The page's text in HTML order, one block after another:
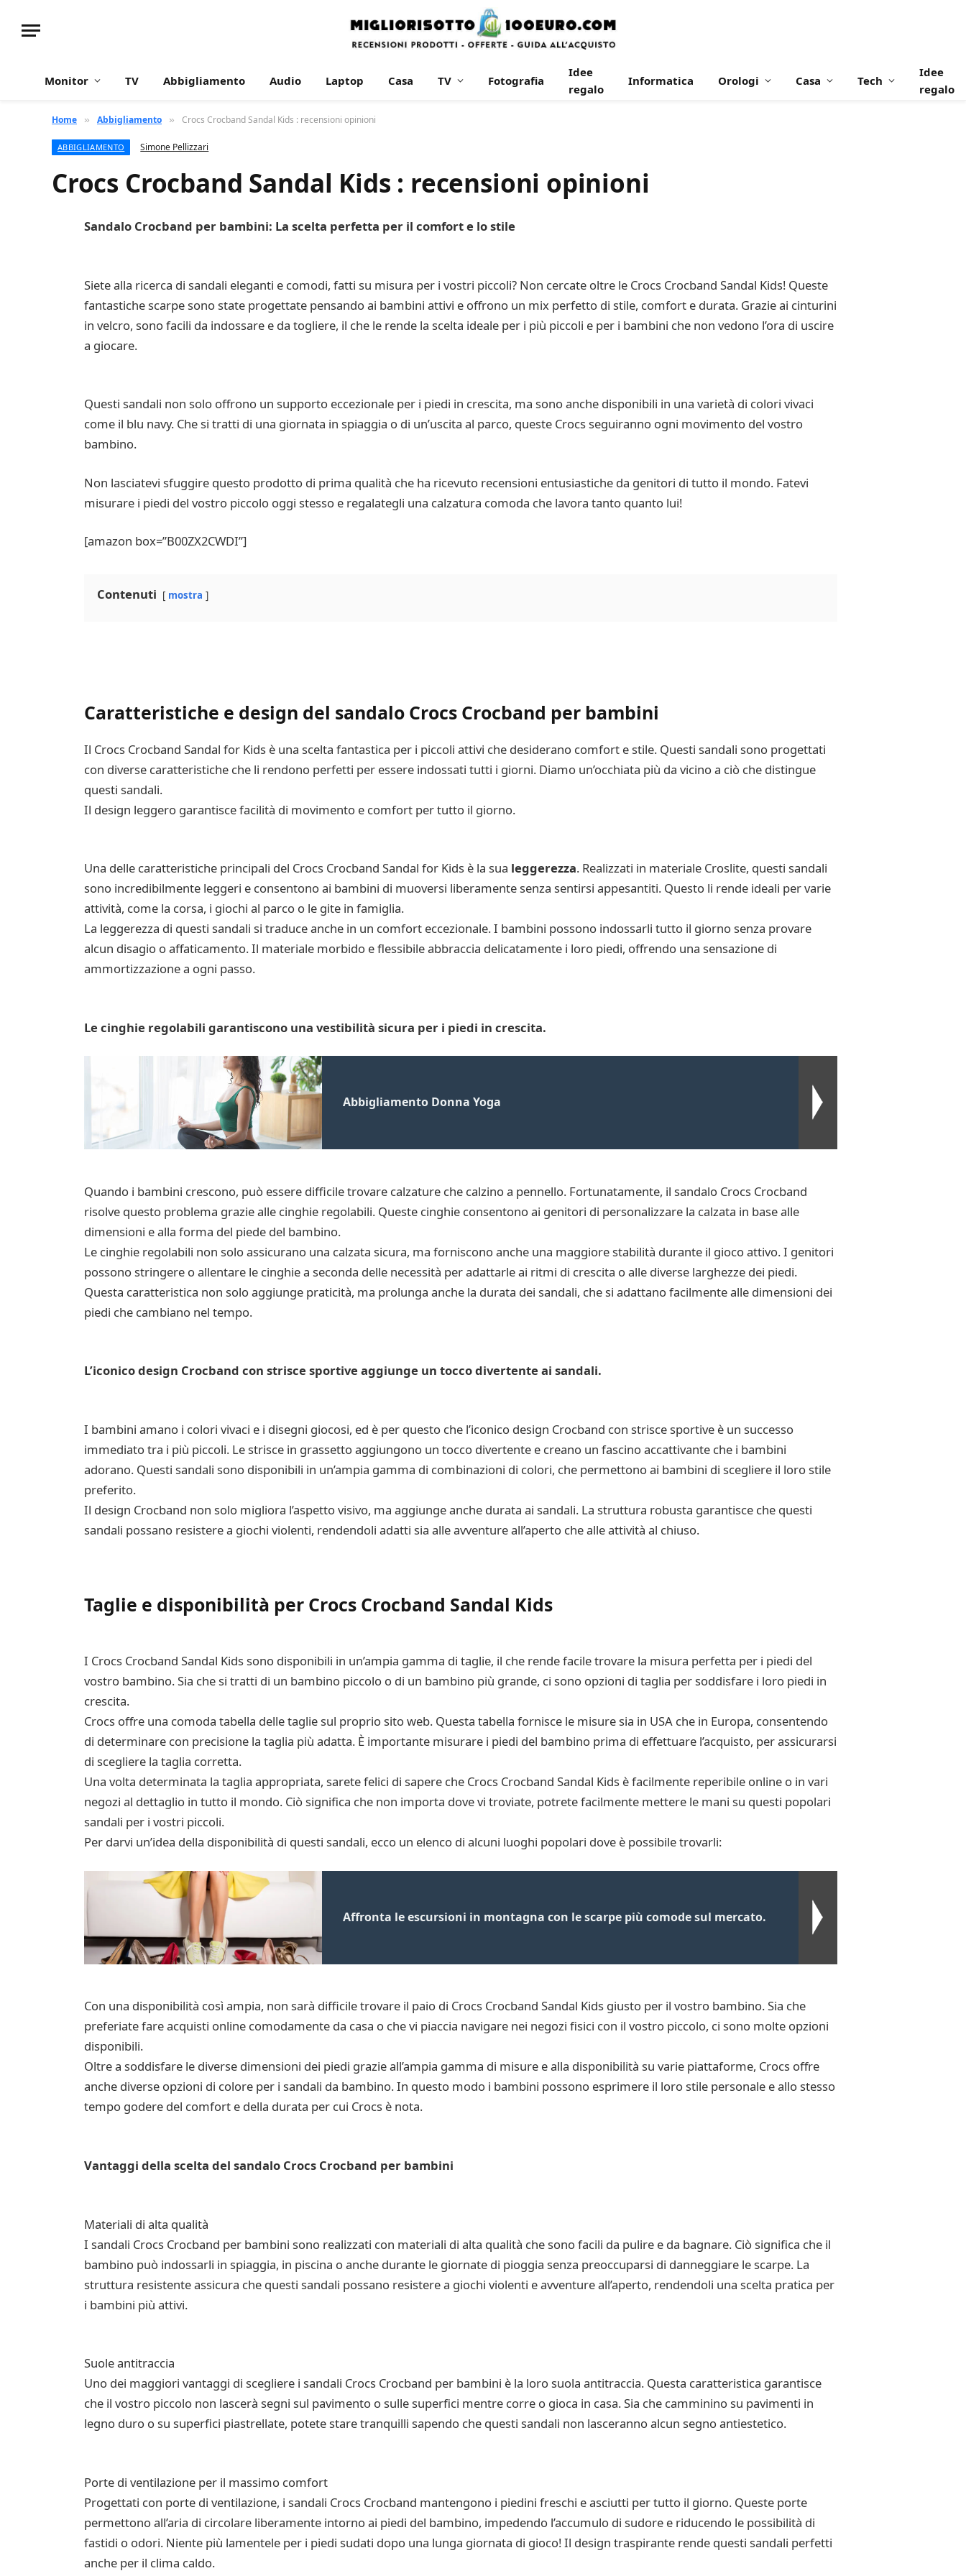
Monitor TV Abbigliamento Audio Laptop Casa TV Fotografia
Idee
regalo
Informatica Orologi Casa Tech
Idee
regalo
Home » Abbigliamento » Crocs Crocband Sandal Kids : recensioni opinioni
ABBIGLIAMENTO Simone Pellizzari
Crocs Crocband Sandal Kids : recensioni opinioni
Sandalo Crocband per bambini: La scelta perfetta per il comfort e lo stile
Siete alla ricerca di sandali eleganti e comodi, fatti su misura per i vostri piccoli? Non cercate oltre le Crocs Crocband Sandal Kids! Queste
fantastiche scarpe sono state progettate pensando ai bambini attivi e offrono un mix perfetto di stile, comfort e durata. Grazie ai cinturini
in velcro, sono facili da indossare e da togliere, il che le rende la scelta ideale per i più piccoli e per i bambini che non vedono l’ora di uscire
a giocare.
Questi sandali non solo offrono un supporto eccezionale per i piedi in crescita, ma sono anche disponibili in una varietà di colori vivaci
come il blu navy. Che si tratti di una giornata in spiaggia o di un’uscita al parco, queste Crocs seguiranno ogni movimento del vostro
bambino.
Non lasciatevi sfuggire questo prodotto di prima qualità che ha ricevuto recensioni entusiastiche da genitori di tutto il mondo. Fatevi
misurare i piedi del vostro piccolo oggi stesso e regalategli una calzatura comoda che lavora tanto quanto lui!
[amazon box=”B00ZX2CWDI”]
Contenuti mostra
Caratteristiche e design del sandalo Crocs Crocband per bambini
Il Crocs Crocband Sandal for Kids è una scelta fantastica per i piccoli attivi che desiderano comfort e stile. Questi sandali sono progettati
con diverse caratteristiche che li rendono perfetti per essere indossati tutti i giorni. Diamo un’occhiata più da vicino a ciò che distingue
questi sandali.
Il design leggero garantisce facilità di movimento e comfort per tutto il giorno.
Una delle caratteristiche principali del Crocs Crocband Sandal for Kids è la sua leggerezza. Realizzati in materiale Croslite, questi sandali
sono incredibilmente leggeri e consentono ai bambini di muoversi liberamente senza sentirsi appesantiti. Questo li rende ideali per varie
attività, come la corsa, i giochi al parco o le gite in famiglia.
La leggerezza di questi sandali si traduce anche in un comfort eccezionale. I bambini possono indossarli tutto il giorno senza provare
alcun disagio o affaticamento. Il materiale morbido e flessibile abbraccia delicatamente i loro piedi, offrendo una sensazione di
ammortizzazione a ogni passo.
Le cinghie regolabili garantiscono una vestibilità sicura per i piedi in crescita.
Abbigliamento Donna Yoga
Quando i bambini crescono, può essere difficile trovare calzature che calzino a pennello. Fortunatamente, il sandalo Crocs Crocband
risolve questo problema grazie alle cinghie regolabili. Queste cinghie consentono ai genitori di personalizzare la calzata in base alle
dimensioni e alla forma del piede del bambino.
Le cinghie regolabili non solo assicurano una calzata sicura, ma forniscono anche una maggiore stabilità durante il gioco attivo. I genitori
possono stringere o allentare le cinghie a seconda delle necessità per adattarle ai ritmi di crescita o alle diverse larghezze dei piedi.
Questa caratteristica non solo aggiunge praticità, ma prolunga anche la durata dei sandali, che si adattano facilmente alle dimensioni dei
piedi che cambiano nel tempo.
L’iconico design Crocband con strisce sportive aggiunge un tocco divertente ai sandali.
I bambini amano i colori vivaci e i disegni giocosi, ed è per questo che l’iconico design Crocband con strisce sportive è un successo
immediato tra i più piccoli. Le strisce in grassetto aggiungono un tocco divertente e creano un fascino accattivante che i bambini
adorano. Questi sandali sono disponibili in un’ampia gamma di combinazioni di colori, che permettono ai bambini di scegliere il loro stile
preferito.
Il design Crocband non solo migliora l’aspetto visivo, ma aggiunge anche durata ai sandali. La struttura robusta garantisce che questi
sandali possano resistere a giochi violenti, rendendoli adatti sia alle avventure all’aperto che alle attività al chiuso.
Taglie e disponibilità per Crocs Crocband Sandal Kids
I Crocs Crocband Sandal Kids sono disponibili in un’ampia gamma di taglie, il che rende facile trovare la misura perfetta per i piedi del
vostro bambino. Sia che si tratti di un bambino piccolo o di un bambino più grande, ci sono opzioni di taglia per soddisfare i loro piedi in
crescita.
Crocs offre una comoda tabella delle taglie sul proprio sito web. Questa tabella fornisce le misure sia in USA che in Europa, consentendo
di determinare con precisione la taglia più adatta. È importante misurare i piedi del bambino prima di effettuare l’acquisto, per assicurarsi
di scegliere la taglia corretta.
Una volta determinata la taglia appropriata, sarete felici di sapere che Crocs Crocband Sandal Kids è facilmente reperibile online o in vari
negozi al dettaglio in tutto il mondo. Ciò significa che non importa dove vi troviate, potrete facilmente mettere le mani su questi popolari
sandali per i vostri piccoli.
Per darvi un’idea della disponibilità di questi sandali, ecco un elenco di alcuni luoghi popolari dove è possibile trovarli:
Affronta le escursioni in montagna con le scarpe più comode sul mercato.
Con una disponibilità così ampia, non sarà difficile trovare il paio di Crocs Crocband Sandal Kids giusto per il vostro bambino. Sia che
preferiate fare acquisti online comodamente da casa o che vi piaccia navigare nei negozi fisici con il vostro piccolo, ci sono molte opzioni
disponibili.
Oltre a soddisfare le diverse dimensioni dei piedi grazie all’ampia gamma di misure e alla disponibilità su varie piattaforme, Crocs offre
anche diverse opzioni di colore per i sandali da bambino. In questo modo i bambini possono esprimere il loro stile personale e allo stesso
tempo godere del comfort e della durata per cui Crocs è nota.
Vantaggi della scelta del sandalo Crocs Crocband per bambini
Materiali di alta qualità
I sandali Crocs Crocband per bambini sono realizzati con materiali di alta qualità che sono facili da pulire e da bagnare. Ciò significa che il
bambino può indossarli in spiaggia, in piscina o anche durante le giornate di pioggia senza preoccuparsi di danneggiare le scarpe. La
struttura resistente assicura che questi sandali possano resistere a giochi violenti e avventure all’aperto, rendendoli una scelta pratica per
i bambini più attivi.
Suole antitraccia
Uno dei maggiori vantaggi di scegliere i sandali Crocs Crocband per bambini è la loro suola antitraccia. Questa caratteristica garantisce
che il vostro piccolo non lascerà segni sul pavimento o sulle superfici mentre corre o gioca in casa. Sia che camminino su pavimenti in
legno duro o su superfici piastrellate, potete stare tranquilli sapendo che questi sandali non lasceranno alcun segno antiestetico.
Porte di ventilazione per il massimo comfort
Progettati con porte di ventilazione, i sandali Crocs Crocband mantengono i piedini freschi e asciutti per tutto il giorno. Queste porte
permettono all’aria di circolare liberamente intorno ai piedi del bambino, impedendo l’accumulo di sudore e riducendo le possibilità di
fastidi o odori. Niente più lamentele per i piedi sudati dopo una lunga giornata di gioco! Il design traspirante rende questi sandali perfetti
anche per il clima caldo.